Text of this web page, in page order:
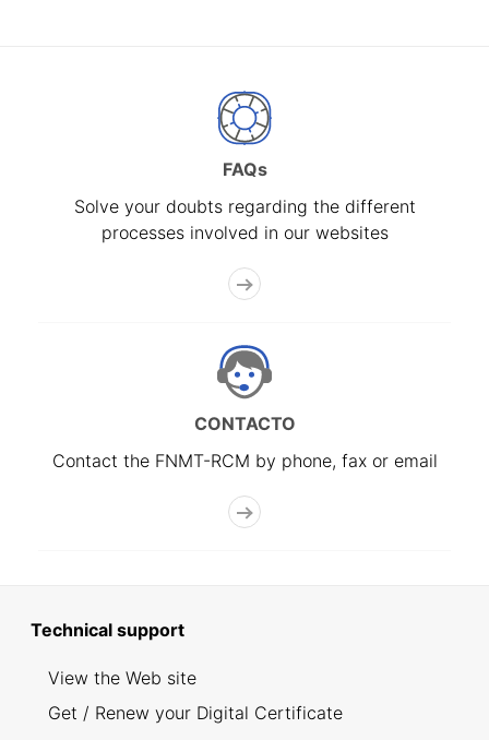
FAQs
Solve your doubts regarding the different
processes involved in our websites
CONTACTO
Contact the FNMT-RCM by phone, fax or email
Technical support
View the Web site
Get / Renew your Digital Certificate